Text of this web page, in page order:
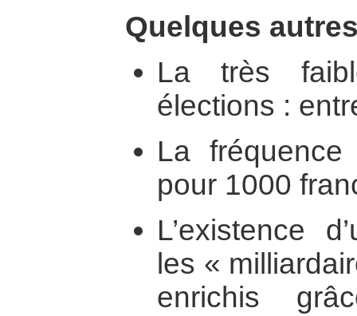
Quelques
La très
élections :
La
pour 1000
L’existence
les «
enrichis